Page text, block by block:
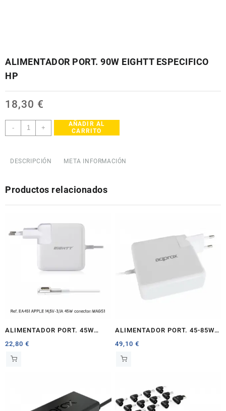
ALIMENTADOR PORT. 90W EIGHTT ESPECIFICO
HP
18,30 €
-
ALIMENTADOR
PORT.
cantidad
+
AÑADIR AL
CARRITO
DESCRIPCIÓN META INFORMACIÓN
Productos relacionados
ALIMENTADOR PORT. 45W
EIGHTT ESPECIFICO APPLE
22,80 €
ALIMENTADOR PORT. 45-85W
MACBO OK APPROX TIPO T
BLANCO
49,10€